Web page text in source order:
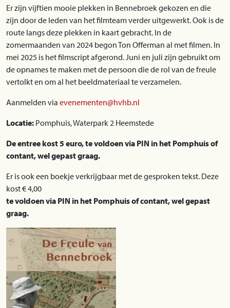
Er zijn vijftien mooie plekken in Bennebroek gekozen en die
zijn door de leden van het filmteam verder uitgewerkt. Ook is de
route langs deze plekken in kaart gebracht. In de
zomermaanden van 2024 begon Ton Offer­man al met filmen. In
mei 2025 is het filmscript afgerond. Juni en juli zijn gebruikt om
de opnames te maken met de persoon die de rol van de freule
vertolkt en om al het beeldmateriaal te verzamelen.
Aanmelden via evenementen@hvhb.nl
Locatie: Pomphuis, Waterpark 2 Heemstede
De entree kost 5 euro, te voldoen via PIN in het Pomphuis of
contant, wel gepast graag.
Er is ook een boekje verkrijgbaar met de gesproken tekst. Deze
kost € 4,00
te voldoen via PIN in het Pomphuis of contant, wel gepast
graag.